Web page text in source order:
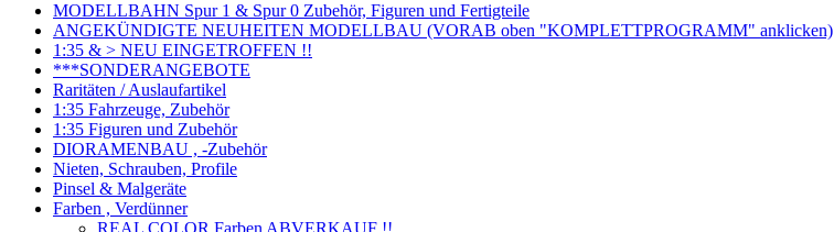
MODELLBAHN Spur 1 & Spur 0 Zubehör, Figuren und Fertigteile
ANGEKÜNDIGTE NEUHEITEN MODELLBAU (VORAB oben "KOMPLETTPROGRAMM" anklicken)
1:35 & > NEU EINGETROFFEN !!
***SONDERANGEBOTE
Raritäten / Auslaufartikel
1:35 Fahrzeuge, Zubehör
1:35 Figuren und Zubehör
DIORAMENBAU , -Zubehör
Nieten, Schrauben, Profile
Pinsel & Malgeräte
Farben , Verdünner